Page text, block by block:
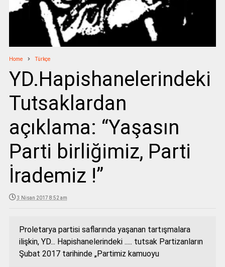
Home Türkçe
YD.Hapishanelerindeki
Tutsaklardan
açıklama: “Yaşasın
Parti birliğimiz, Parti
İrademiz !”
3 Nisan 2017 8:52 am
Proletarya partisi saflarında yaşanan tartışmalara
ilişkin, YD... Hapishanelerindeki ..... tutsak Partizanların
Şubat 2017 tarihinde „Partimiz kamuoyu